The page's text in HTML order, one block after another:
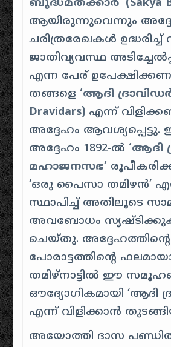
ബുദ്ധമതക്കാർ’ (Sakya
ആയിരുന്നുവെന്നും
ചരിത്രരേഖകൾ ഉദ്ധരിച്ച്
ജാതിവ്യവസ്ഥ
എന്ന പേര്
തങ്ങളെ‘ആദി
Dravidars) എന്ന്
അദ്ദേഹം ആവശ്യപ്പെട്ടു.
അദ്ദേഹം 1892-ൽ‘ആദി
മഹാജനസഭ’
‘ഒരു പൈസാ തമിഴൻ’
സ്ഥാപിച്ച് അതിലൂടെ
അവബോധം
ചെയ്തു. അദ്ദേഹത്തിന്റെ
പോരാട്ടത്തിന്റെ
തമിഴ്‌നാട്ടിൽ ഈ
ഔദ്യോഗികമായി ‘ആദി
എന്ന് വിളിക്കാൻ
അയോത്തി ദാസ